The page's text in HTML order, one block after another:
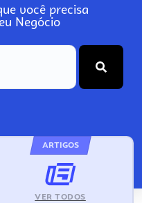
você precisa
Negócio
ARTIGOS
VER TODOS